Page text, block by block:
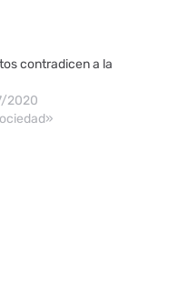
contradicen a la
2020